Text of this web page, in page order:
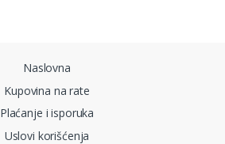
Naslovna
Kupovina na rate
Plaćanje i isporuka
Uslovi korišćenja